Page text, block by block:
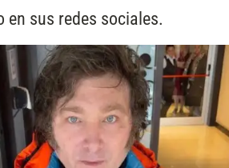
sus redes sociales.